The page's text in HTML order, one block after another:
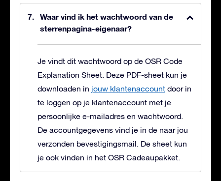
Waar vind ik het wachtwoord van de
sterrenpagina-eigenaar?
Je vindt dit wachtwoord op de OSR Code
Explanation Sheet. Deze PDF-sheet kun je
downloaden in jouw klantenaccount door in
te loggen op je klantenaccount met je
persoonlijke e-mailadres en wachtwoord.
De accountgegevens vind je in de naar jou
verzonden bevestigingsmail. De sheet kun
je ook vinden in het OSR Cadeaupakket.